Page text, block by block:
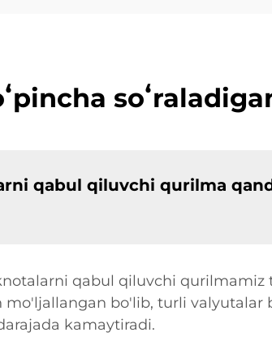
qabul qiluvchi qurilma
qabul qiluvchi
bo'lib, turli
kamaytiradi.